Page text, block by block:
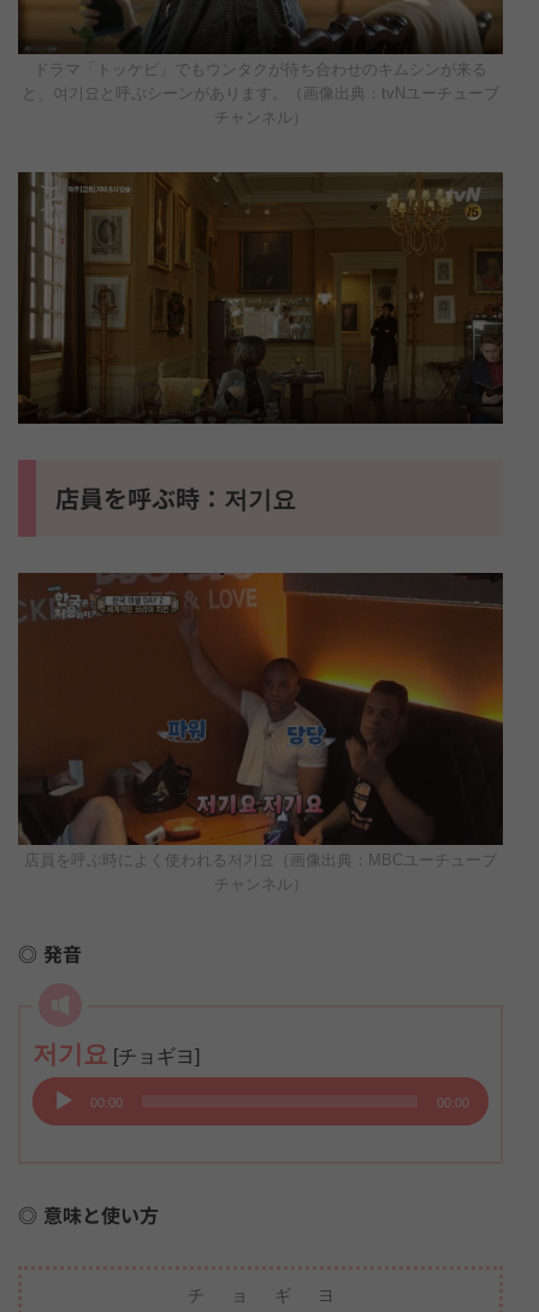
ドラマ「トッケビ」でもウンタクが待ち合わせのキムシンが来る
と、여기요と呼ぶシーンがあります。（画像出典：tvNユーチューブ
チャンネル）
店員を呼ぶ時：저기요
店員を呼ぶ時によく使われる저기요（画像出典：MBCユーチューブ
チャンネル）
発音
저기요 [チョギヨ]
声
00:00 00:00
意味と使い方
チョギヨ